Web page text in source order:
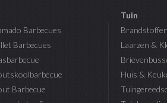
Barbecues
Barbecues
Barbecue
Tuin
Brandstoffen
Laarzen &
Huis &